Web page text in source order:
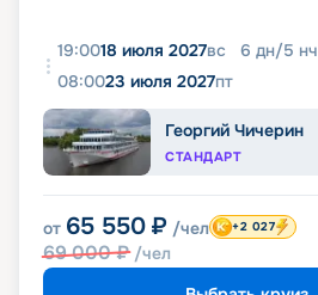
19:0018 июля 2027вс 6 дн/5 нч
08:0023 июля 2027пт
Георгий Чичерин
СТАНДАРТ
от 65 550 ₽ /чел
69 000₽ /чел
+2 027